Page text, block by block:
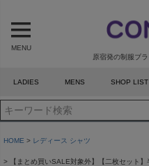
原宿発の制服ブ
MENU
LADIES MENS SHOP LIST
HOME レディース シャツ
【まとめ買いSALE対象外】【二枚セット